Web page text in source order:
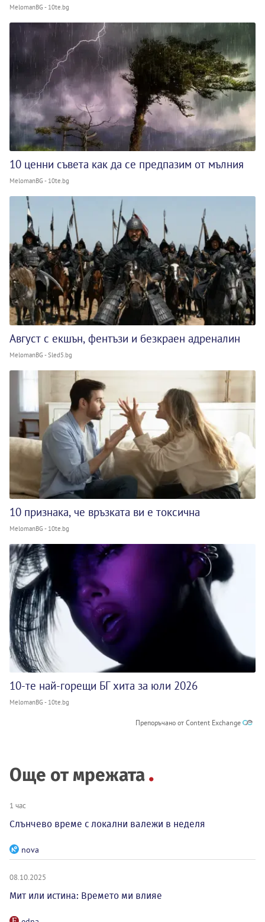
MelomanBG - 10te.bg
10 ценни съвета как да се предпазим от мълния
MelomanBG - 10te.bg
Август с екшън, фентъзи и безкраен адреналин
MelomanBG - Sled5.bg
10 признака, че връзката ви е токсична
MelomanBG - 10te.bg
10-те най-горещи БГ хита за юли 2026
MelomanBG - 10te.bg
Препоръчано от Content Exchange
Още от мрежата
1 час
Слънчево време с локални валежи в неделя
nova
08.10.2025
Мит или истина: Времето ми влияе